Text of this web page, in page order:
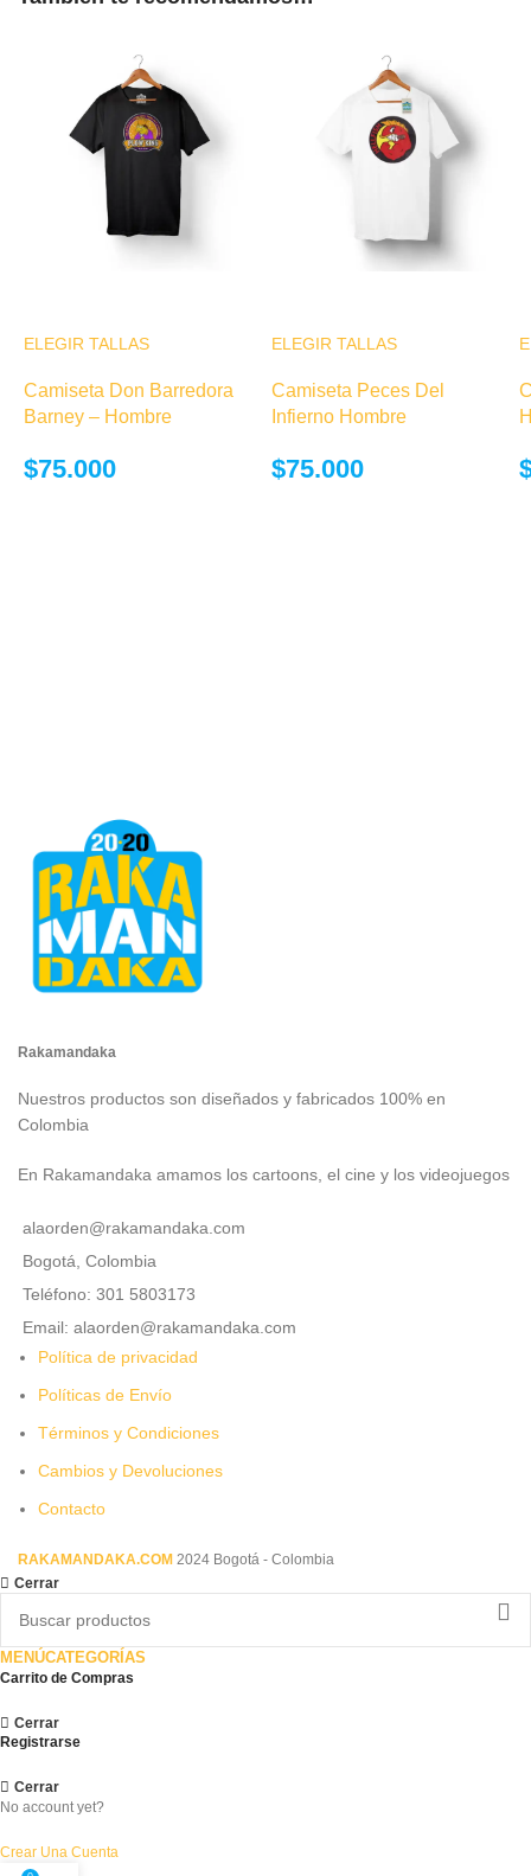
ELEGIR TALLAS
variantes. Las
opciones se
Camiseta Don Barredora
Barney – Hombre
$75.000
ELEGIR TALLAS
variantes. Las
opciones se
Camiseta Peces Del
Infierno Hombre
$75.000
Rakamandaka
Nuestros productos son diseñados y fabricados 100% en
Colombia
En Rakamandaka amamos los cartoons, el cine y los videojuegos
alaorden@rakamandaka.com
Bogotá, Colombia
Teléfono: 301 5803173
Email: alaorden@rakamandaka.com
Política de privacidad
Políticas de Envío
Términos y Condiciones
Cambios y Devoluciones
Contacto
RAKAMANDAKA.COM 2024 Bogotá - Colombia
Cerrar
MENÚCATEGORÍAS
Carrito de Compras
Cerrar
Registrarse
Cerrar
No account yet?
Crear Una Cuenta